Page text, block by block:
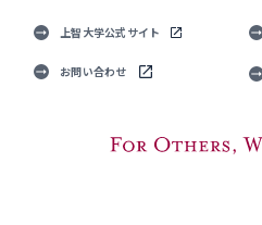
上智大学公式サイト
お問い合わせ